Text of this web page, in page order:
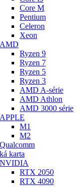
Core M
Pentium
Celeron
Xeon
AMD
Ryzen 9
Ryzen 7
Ryzen 5
Ryzen 3
AMD A-série
AMD Athlon
AMD 3000 série
APPLE
M1
M2
Qualcomm
karta
NVIDIA
RTX 2050
RTX 4090